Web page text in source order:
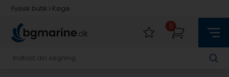
Fysisk butik i Køge
Fysisk butik i Køge
Hurtig levering med Postnord
0